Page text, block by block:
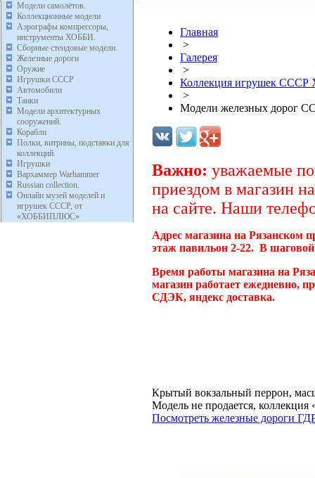
Модели самолётов.
Коллекционные модели
Аэрографы компрессоры,
инструменты ХОББИ.
Сборные стендовые модели.
Железные дороги
Оружие
Игрушки СССР
Автомобили
Танки
Модели архитектурных
сооружений.
Корабли
Полки, витрины, подставки для
коллекций.
Игрушки
Вархаммер Warhammer
Russian collection.
Онлайн музей моделей и
игрушек СССР, от
«ХОББИПЛЮС»
Главная
>
Галерея
>
Коллекция игрушек
>
Модели железных дорог
Важно: уважаемые
приездом в магазин
на сайте. Наши
Адрес магазина на Рязанском
этаж павильон 2-22. В
Время работы магазина на
магазин работает ежедневно,
СДЭК, яндекс доставка.
Крытый вокзальный перрон,
Модель не продается,
Посмотреть железные дороги